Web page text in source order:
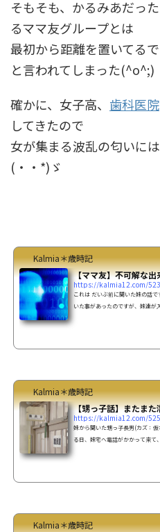
そもそも、かるみあだっ
るママ友グループとは
最初から距離を置いてるで
と言われてしまった(^o^;)
確かに、女子高、 歯科医院
してきたので
女が集まる波乱の匂いに
(・・*)ゞ
Kalmia＊歳時記
【ママ友】不可解な出
https://kalmia12.com/
これは だいぶ前に聞いた妹の話
いた事があったのですが、妹達が
Kalmia＊歳時記
【甥っ子話】またま
https://kalmia12.com/
妹から聞いた甥っ子長男(カズ：
る日、妹宅へ電話がかかって来て
Kalmia＊歳時記